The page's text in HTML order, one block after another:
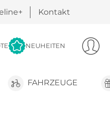
Kontakt
NEUHEITEN
FAHRZEUGE